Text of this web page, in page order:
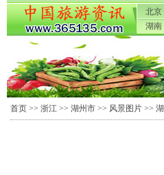
北京
湖南
首页 >> 浙江 >> 湖州市 >> 风景图片 >>